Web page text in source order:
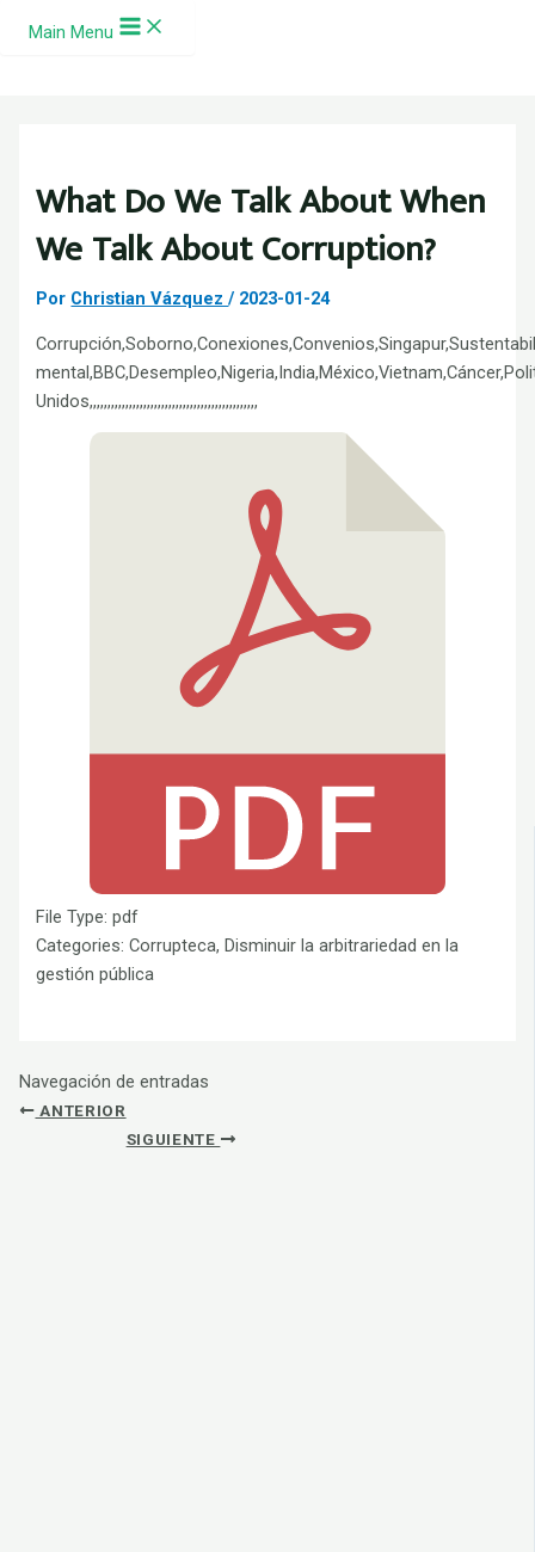
Ir al contenido
Main Menu
What Do We Talk About When
We Talk About Corruption?
Por Christian Vázquez/ 2023-01-24
Unidos,,,,,,,,,,,,,,,,,,,,,,,,,,,,,,,,,,,,,,,,,,,,,,,
File Type:pdf
Categories:Corrupteca, Disminuir la arbitrariedad en la
gestión pública
Navegación de entradas
ANTERIOR
SIGUIENTE